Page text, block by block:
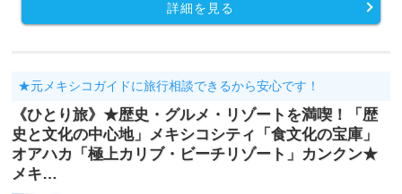
詳細を見る
★元メキシコガイドに旅行相談できるから安心です！
《ひとり旅》★歴史・グルメ・リゾートを満喫！「歴
史と文化の中心地」メキシコシティ「食文化の宝庫」
オアハカ「極上カリブ・ビーチリゾート」カンクン★
メキ…